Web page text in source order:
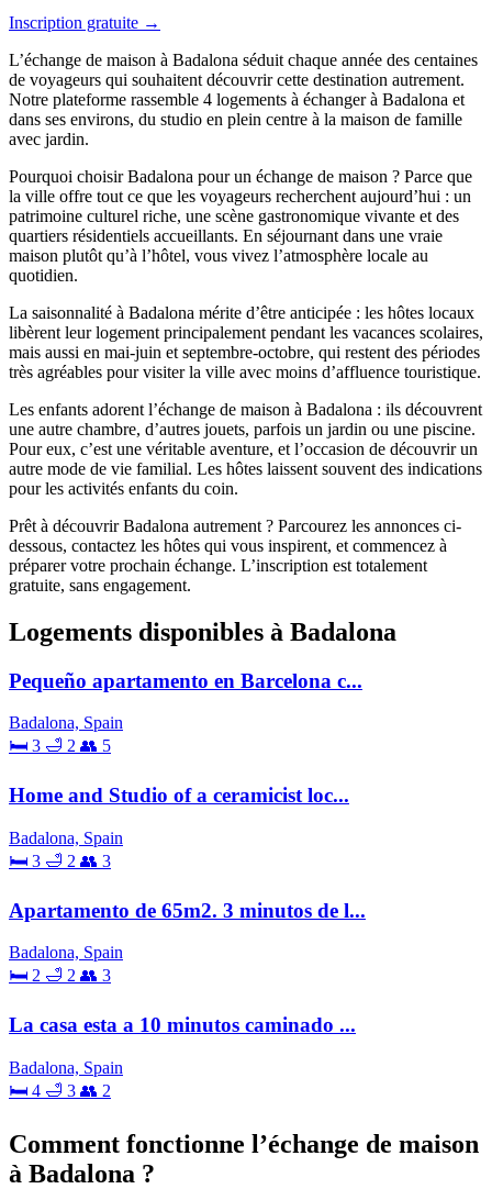
Inscription gratuite →
L’échange de maison à Badalona séduit chaque année des centaines
de voyageurs qui souhaitent découvrir cette destination autrement.
Notre plateforme rassemble 4 logements à échanger à Badalona et
dans ses environs, du studio en plein centre à la maison de famille
avec jardin.
Pourquoi choisir Badalona pour un échange de maison ? Parce que
la ville offre tout ce que les voyageurs recherchent aujourd’hui : un
patrimoine culturel riche, une scène gastronomique vivante et des
quartiers résidentiels accueillants. En séjournant dans une vraie
maison plutôt qu’à l’hôtel, vous vivez l’atmosphère locale au
quotidien.
La saisonnalité à Badalona mérite d’être anticipée : les hôtes locaux
libèrent leur logement principalement pendant les vacances scolaires,
mais aussi en mai-juin et septembre-octobre, qui restent des périodes
très agréables pour visiter la ville avec moins d’affluence touristique.
Les enfants adorent l’échange de maison à Badalona : ils découvrent
une autre chambre, d’autres jouets, parfois un jardin ou une piscine.
Pour eux, c’est une véritable aventure, et l’occasion de découvrir un
autre mode de vie familial. Les hôtes laissent souvent des indications
pour les activités enfants du coin.
Prêt à découvrir Badalona autrement ? Parcourez les annonces ci-
dessous, contactez les hôtes qui vous inspirent, et commencez à
préparer votre prochain échange. L’inscription est totalement
gratuite, sans engagement.
Logements disponibles à Badalona
Pequeño apartamento en Barcelona c...
Badalona, Spain
🛏 3 🛁 2 👥 5
Home and Studio of a ceramicist loc...
Badalona, Spain
🛏 3 🛁 2 👥 3
Apartamento de 65m2. 3 minutos de l...
Badalona, Spain
🛏 2 🛁 2 👥 3
La casa esta a 10 minutos caminado ...
Badalona, Spain
🛏 4 🛁 3 👥 2
Comment fonctionne l’échange de maison
à Badalona ?